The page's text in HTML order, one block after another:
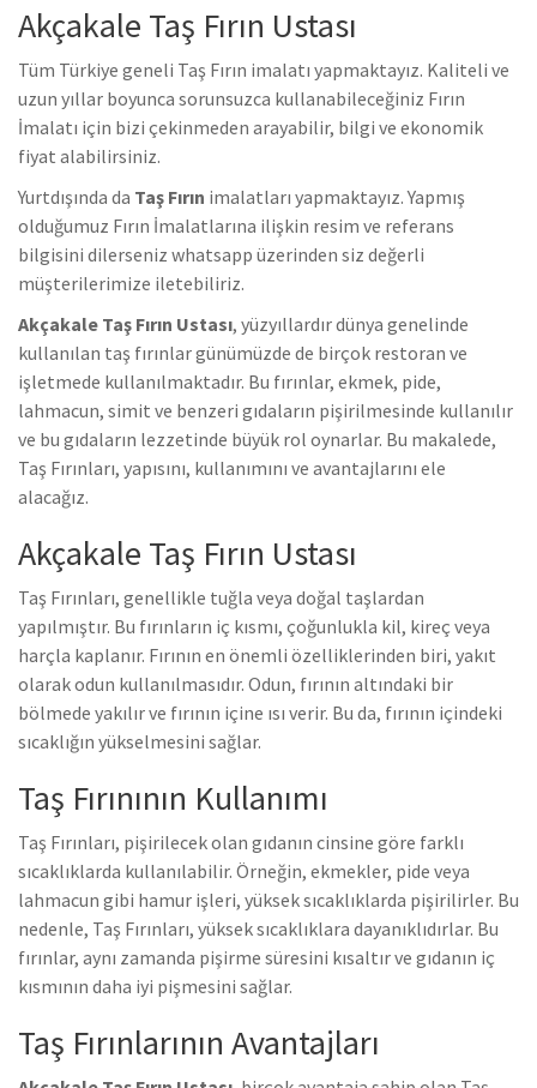
Akçakale Taş Fırın Ustası
Tüm Türkiye geneli Taş Fırın imalatı yapmaktayız. Kaliteli ve
uzun yıllar boyunca sorunsuzca kullanabileceğiniz Fırın
İmalatı için bizi çekinmeden arayabilir, bilgi ve ekonomik
fiyat alabilirsiniz.
Yurtdışında da Taş Fırın imalatları yapmaktayız. Yapmış
olduğumuz Fırın İmalatlarına ilişkin resim ve referans
bilgisini dilerseniz whatsapp üzerinden siz değerli
müşterilerimize iletebiliriz.
Akçakale Taş Fırın Ustası, yüzyıllardır dünya genelinde
kullanılan taş fırınlar günümüzde de birçok restoran ve
işletmede kullanılmaktadır. Bu fırınlar, ekmek, pide,
lahmacun, simit ve benzeri gıdaların pişirilmesinde kullanılır
ve bu gıdaların lezzetinde büyük rol oynarlar. Bu makalede,
Taş Fırınları, yapısını, kullanımını ve avantajlarını ele
alacağız.
Akçakale Taş Fırın Ustası
Taş Fırınları, genellikle tuğla veya doğal taşlardan
yapılmıştır. Bu fırınların iç kısmı, çoğunlukla kil, kireç veya
harçla kaplanır. Fırının en önemli özelliklerinden biri, yakıt
olarak odun kullanılmasıdır. Odun, fırının altındaki bir
bölmede yakılır ve fırının içine ısı verir. Bu da, fırının içindeki
sıcaklığın yükselmesini sağlar.
Taş Fırınının Kullanımı
Taş Fırınları, pişirilecek olan gıdanın cinsine göre farklı
sıcaklıklarda kullanılabilir. Örneğin, ekmekler, pide veya
lahmacun gibi hamur işleri, yüksek sıcaklıklarda pişirilirler. Bu
nedenle, Taş Fırınları, yüksek sıcaklıklara dayanıklıdırlar. Bu
fırınlar, aynı zamanda pişirme süresini kısaltır ve gıdanın iç
kısmının daha iyi pişmesini sağlar.
Taş Fırınlarının Avantajları